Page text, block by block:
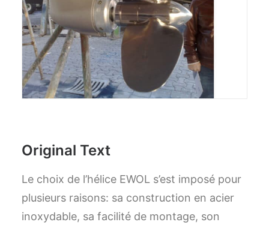
Original Text
Le choix de l’hélice EWOL s’est imposé pour
plusieurs raisons: sa construction en acier
inoxydable, sa facilité de montage, son